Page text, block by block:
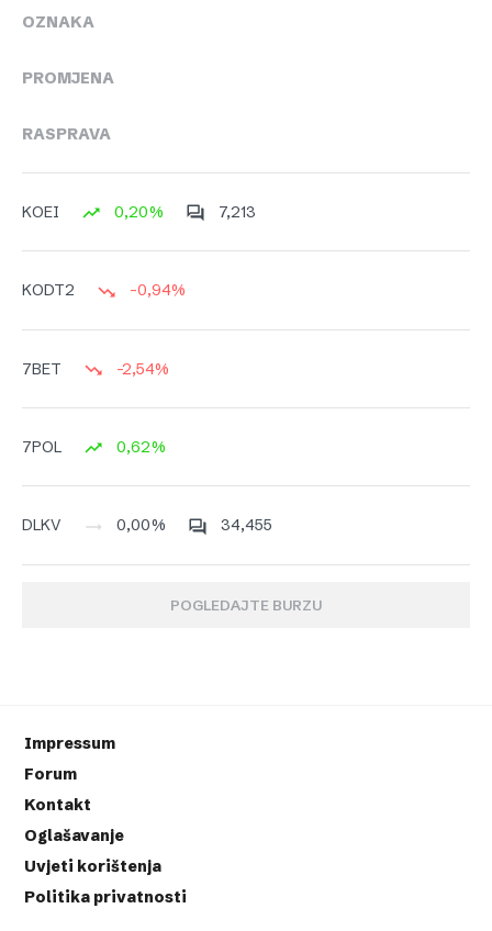
OZNAKA
PROMJENA
RASPRAVA
KOEI 0,20% 7,213
KODT2 -0,94%
7BET -2,54%
7POL 0,62%
DLKV 0,00% 34,455
POGLEDAJTE BURZU
Impressum
Forum
Kontakt
Oglašavanje
Uvjeti korištenja
Politika privatnosti